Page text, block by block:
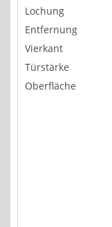
Lochung
Entfernung
Vierkant
Türstärke
Oberfläche